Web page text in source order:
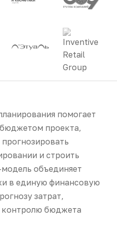
помогает
проекта,
и строить
объединяет
в единую финансовую
затрат,
бюджета